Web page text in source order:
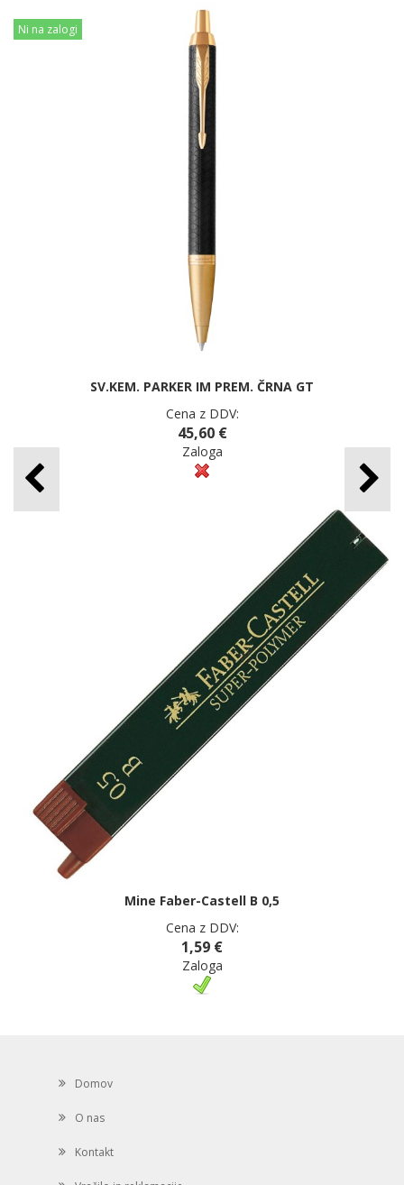
Ni na zalogi
SV.KEM. PARKER IM PREM. ČRNA GT
Cena z DDV:
45,60 €
Zaloga
Mine Faber-Castell B 0,5
Cena z DDV:
1,59 €
Zaloga
Domov
O nas
Kontakt